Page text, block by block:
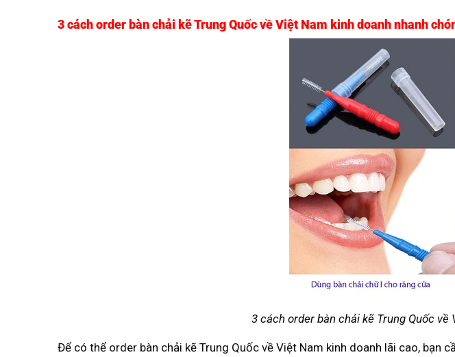
3 cách order bàn chải kẽ Trung Quốc về Việt Nam kinh doanh nhanh
3 cách order bàn chải kẽ Trung Quốc
Để có thể order bàn chải kẽ Trung Quốc về Việt Nam kinh doanh lãi cao, bạn